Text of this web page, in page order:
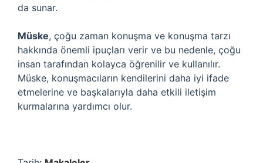
da sunar.
Müske, çoğu zaman konuşma ve konuşma tarzı
hakkında önemli ipuçları verir ve bu nedenle, çoğu
insan tarafından kolayca öğrenilir ve kullanılır.
Müske, konuşmacıların kendilerini daha iyi ifade
etmelerine ve başkalarıyla daha etkili iletişim
kurmalarına yardımcı olur.